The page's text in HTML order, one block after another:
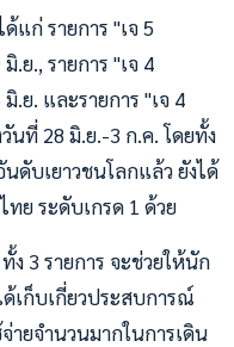
แก่ รายการ "เจ 5
.ย., รายการ "เจ 4
.ย. และรายการ "เจ 4
นที่ 28 มิ.ย.-3 ก.ค. โดยทั้ง
ดับเยาวชนโลกแล้ว ยังได้
ย ระดับเกรด 1 ด้วย
3 รายการ จะช่วยให้นัก
เก็บเกี่ยวประสบการณ์
ยจำนวนมากในการเดิน